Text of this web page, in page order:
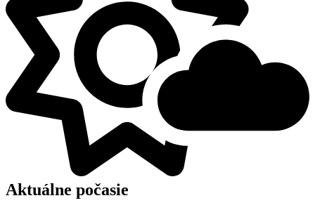
Aktuálne počasie